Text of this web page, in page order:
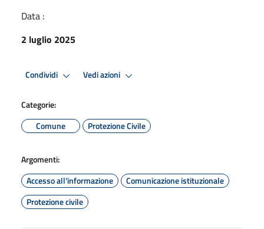
Data :
2 luglio 2025
Condividi Vedi azioni
Categorie:
Comune
Protezione Civile
Argomenti:
Accesso all'informazione
Comunicazione istituzionale
Protezione civile